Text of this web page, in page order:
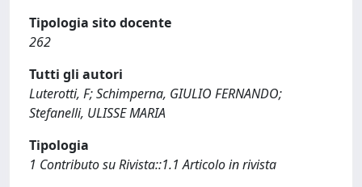
Tipologia sito docente
262
Tutti gli autori
Luterotti, F; Schimperna, GIULIO FERNANDO;
Stefanelli, ULISSE MARIA
Tipologia
1 Contributo su Rivista::1.1 Articolo in rivista